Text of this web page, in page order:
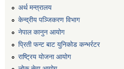
अर्थ मन्त्रालय
केन्द्रीय पञ्जिकरण विभाग
नेपाल कानुन आयोग
प्रिती फन्ट बाट युनिकोड कन्भर्रटर
राष्ट्रिय योजना आयोग